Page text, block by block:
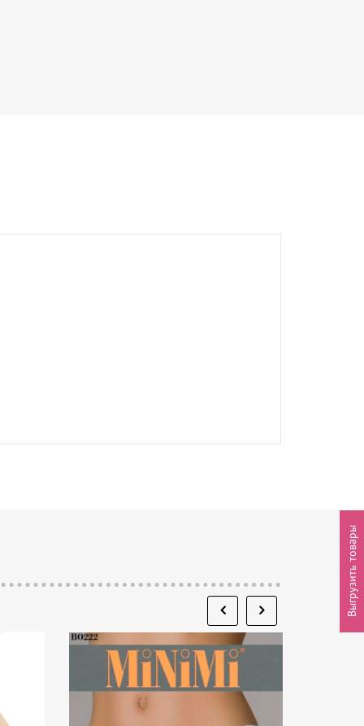
Выгрузить товары